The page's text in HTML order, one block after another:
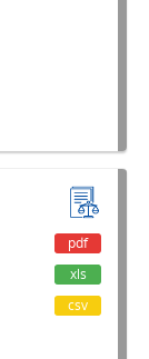
pdf
xls
csv